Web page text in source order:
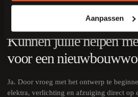
Aanpassen
apparatuur. Tijdens het adviesgesprek
maken we een passend ontwerp met een
Kunnen jullie helpen
voor een
Ja. Door vroeg met het ontwerp te
elektra, verlichting en afzuiging direct op